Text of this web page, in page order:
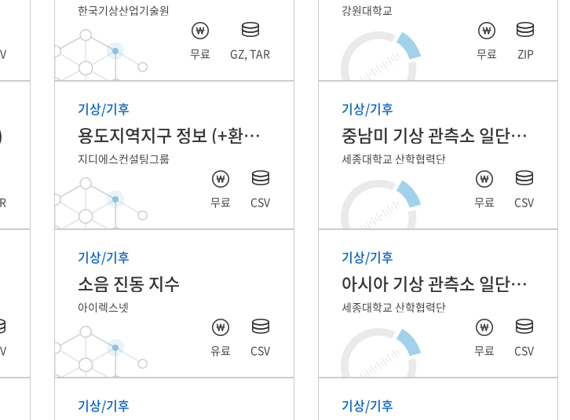
한국기상산업기술원
무료 GZ, TAR
강원대학교
무료 ZIP
기상/기후
용도지역지구 정보 (+환경지수)
지디에스컨설팅그룹
무료 CSV
기상/기후
중남미 기상 관측소 일단위 자료
세종대학교 산학협력단
무료 CSV
기상/기후
소음 진동 지수
아이렉스넷
유료 CSV
기상/기후
아시아 기상 관측소 일단위 자료
세종대학교 산학협력단
무료 CSV
기상/기후 기상/기후